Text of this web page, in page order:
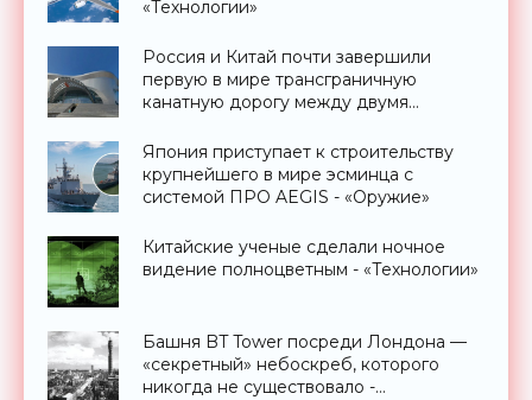
«Технологии»
Россия и Китай почти завершили
первую в мире трансграничную
канатную дорогу между двумя
Япония приступает к строительству
крупнейшего в мире эсминца с
системой ПРО AEGIS - «Оружие»
Китайские ученые сделали ночное
видение полноцветным - «Технологии»
Башня BT Tower посреди Лондона —
«секретный» небоскреб, которого
никогда не существовало -